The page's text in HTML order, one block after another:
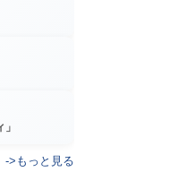
->もっと見る